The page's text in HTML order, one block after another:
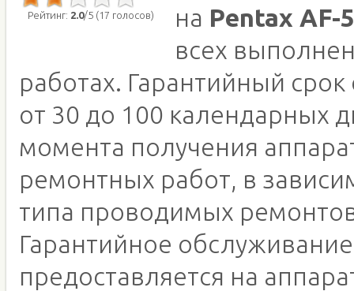
Рейтинг: 2.0/5 (17 голосов)
на Pentax AF-
всех
работах. Гарантийный срок
от 30 до 100 календарных
момента получения
ремонтных работ, в
типа проводимых
Гарантийное обслуживание
предоставляется на